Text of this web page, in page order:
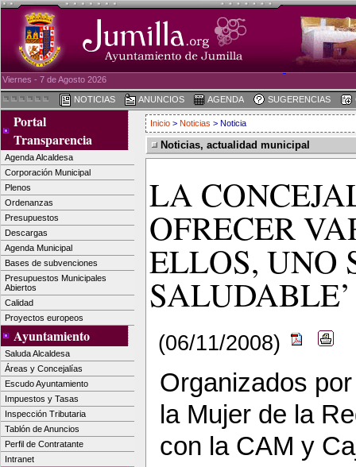
Viernes - 7 de Agosto 2026
NOTICIAS ANUNCIOS AGENDA SUGERENCIAS
Portal
Transparencia
Agenda Alcaldesa
Corporación Municipal
Plenos
Ordenanzas
Presupuestos
Descargas
Agenda Municipal
Bases de subvenciones
Presupuestos Municipales
Abiertos
Calidad
Proyectos europeos
Ayuntamiento
Saluda Alcaldesa
Áreas y Concejalías
Escudo Ayuntamiento
Impuestos y Tasas
Inspección Tributaria
Tablón de Anuncios
Perfil de Contratante
Intranet
Inicio > Noticias > Noticia
Noticias, actualidad municipal
LA
OFRECER
ELLOS, UNO
SALUDABLE’
(06/11/2008)
Organizados
la Mujer de la
con la CAM y